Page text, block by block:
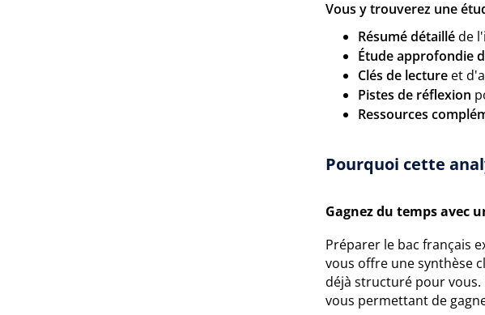
Vous y trouverez une
Résumé détailléde
Étude approfondie
Clés de lecture et
Pistes de réflexion
Ressources
Pourquoi cette
Gagnez du temps avec
Préparer le bac français
vous offre une synthèse
déjà structuré pour vous.
vous permettant de